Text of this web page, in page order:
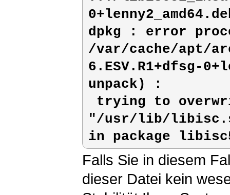
dpkg : error
/var/cache/apt/
6.ESV.R1+dfsg-
unpack) :
"/usr/lib/
in package
Falls Sie in diesem
dieser Datei kein